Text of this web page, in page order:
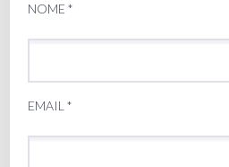
NOME*
EMAIL*